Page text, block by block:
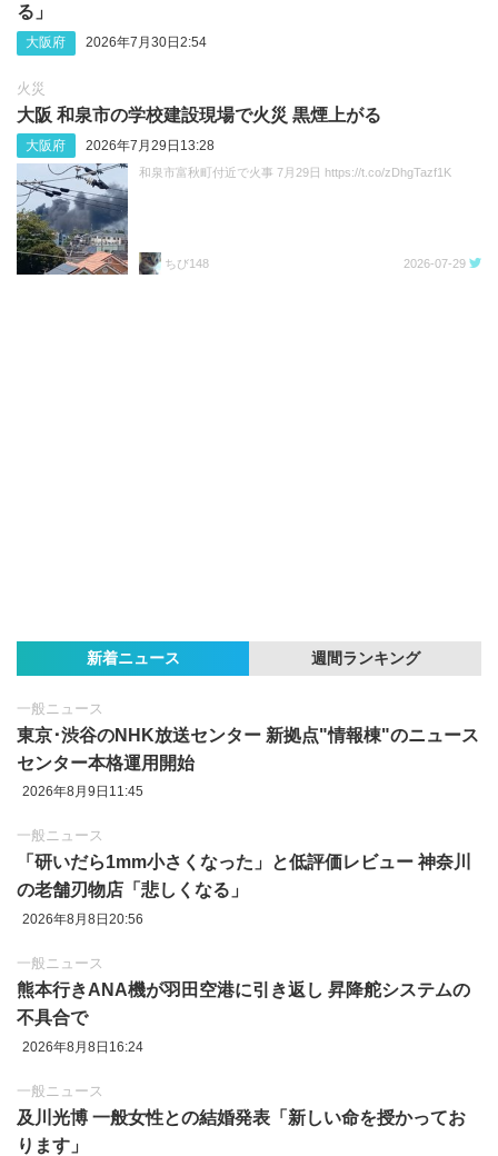
る」
大阪府 2026年7月30日2:54
火災
大阪 和泉市の学校建設現場で火災 黒煙上がる
大阪府 2026年7月29日13:28
和泉市富秋町付近で火事 7月29日 https://t.co/zDhgTazf1K
ちび148 2026-07-29
新着ニュース 週間ランキング
一般ニュース
東京‪･‬渋谷のNHK放送センター 新拠点"情報棟"のニュース
センター本格運用開始
2026年8月9日11:45
一般ニュース
「研いだら1mm小さくなった」と低評価レビュー 神奈川
の老舗刃物店「悲しくなる」
2026年8月8日20:56
一般ニュース
熊本行きANA機が羽田空港に引き返し 昇降舵システムの
不具合で
2026年8月8日16:24
一般ニュース
及川光博 一般女性との結婚発表「新しい命を授かってお
ります」